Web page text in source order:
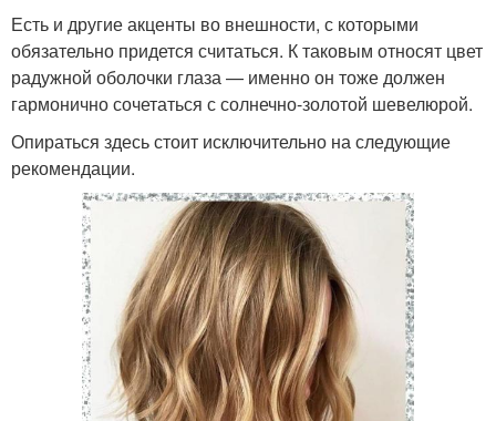
Есть и другие акценты во внешности, с которыми
обязательно придется считаться. К таковым относят цвет
радужной оболочки глаза — именно он тоже должен
гармонично сочетаться с солнечно-золотой шевелюрой.
Опираться здесь стоит исключительно на следующие
рекомендации.